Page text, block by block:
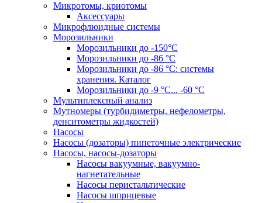
Микротомы, криотомы
Аксессуары
Микрофлюидные системы
Морозильники
Морозильники до -150°С
Морозильники до -86 °C
Морозильники до -86 °C: системы
хранения. Каталог
Морозильники до -9 °C... -60 °C
Мультиплексный анализ
Мутномеры (турбидиметры, нефелометры,
денситометры жидкостей)
Насосы
Насосы (дозаторы) пипеточные электрические
Насосы, насосы-дозаторы
Насосы вакуумные, вакуумно-
нагнетательные
Насосы перистальтические
Насосы шприцевые